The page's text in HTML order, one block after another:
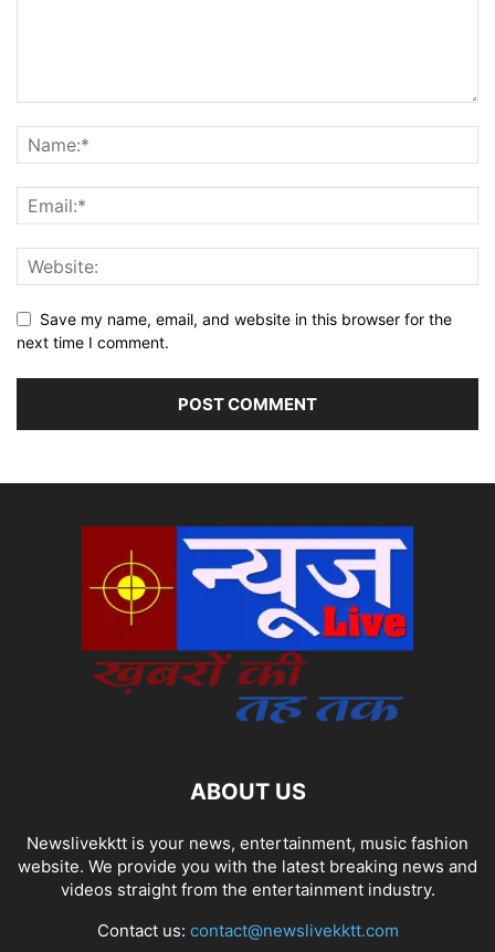
Save my name, email, and website in this browser for the
next time I comment.
ABOUT US
Newslivekktt is your news, entertainment, music fashion
website. We provide you with the latest breaking news and
videos straight from the entertainment industry.
Contact us: contact@newslivekktt.com